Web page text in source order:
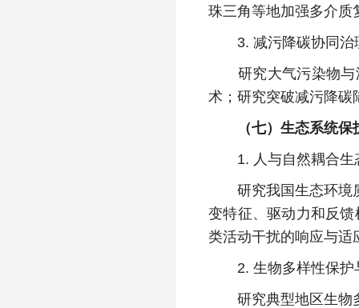
珠三角等地加强多介质
3. 减污降碳协同治
研究大气污染物与温
术；研究突破减污降碳
（七）生态系统
1. 人与自然耦合生
研究我国生态环境质
变特征、驱动力和反
类活动干扰的响应与适
2. 生物多样性保护
研究典型地区生物多